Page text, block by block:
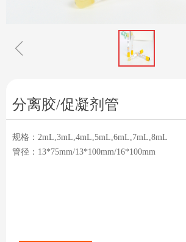
ꁆ
分离胶/促凝剂管
规格：2mL,3mL,4mL,5mL,6mL,7mL,8mL
管径：13*75mm/13*100mm/16*100mm